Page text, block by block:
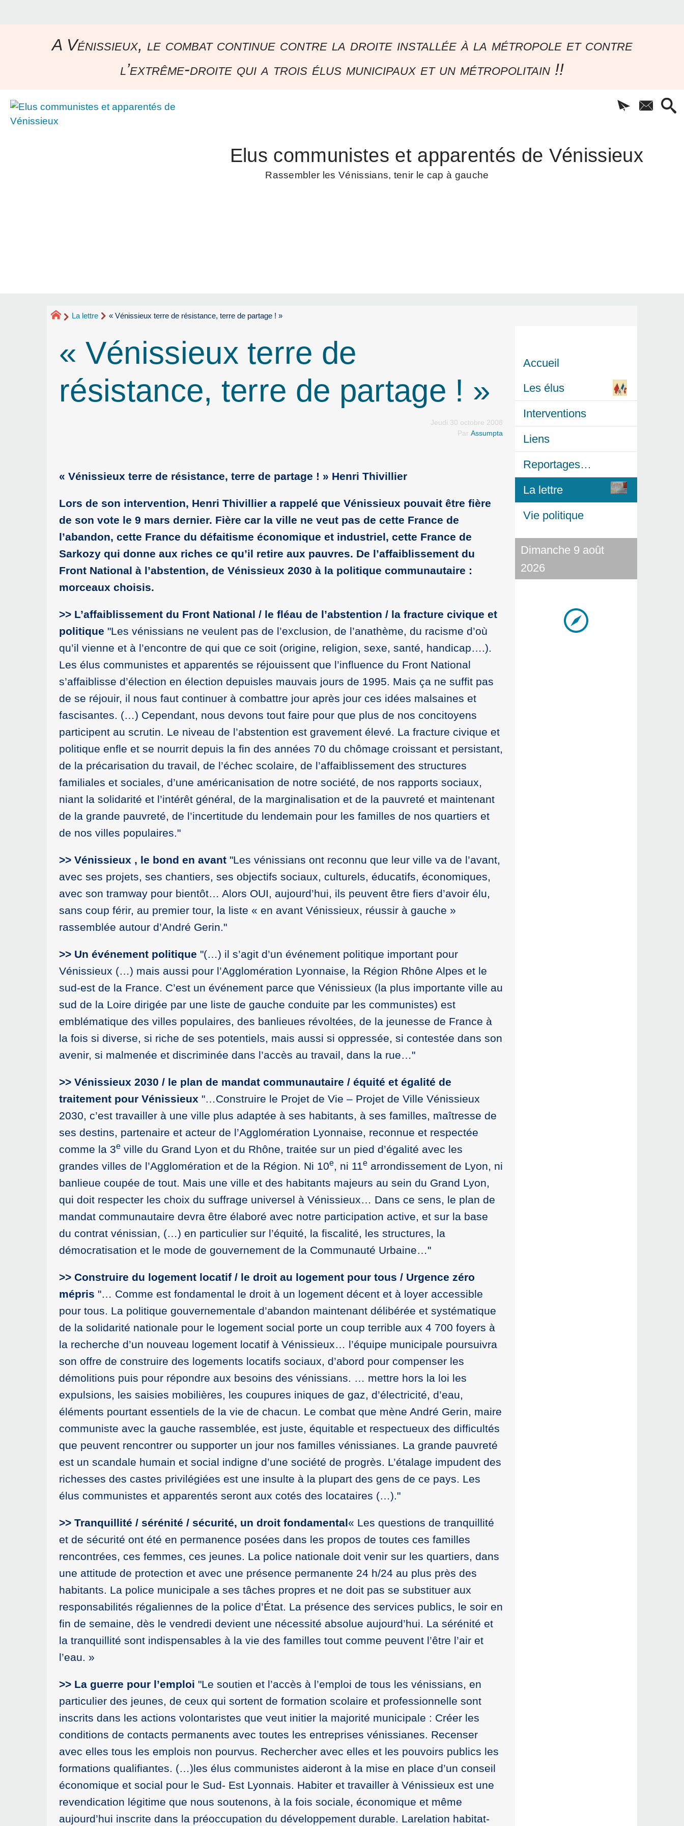
A Vénissieux, le combat continue contre la droite installée à la métropole et contre
l’extrême-droite qui a trois élus municipaux et un métropolitain !!
Elus communistes et apparentés de Vénissieux
Rassembler les Vénissians, tenir le cap à gauche
La lettre « Vénissieux terre de résistance, terre de partage ! »
« Vénissieux terre de
résistance, terre de partage ! »
Jeudi 30 octobre 2008
Par Assumpta
« Vénissieux terre de résistance, terre de partage ! » Henri Thivillier
Lors de son intervention, Henri Thivillier a rappelé que Vénissieux pouvait être fière
de son vote le 9 mars dernier. Fière car la ville ne veut pas de cette France de
l’abandon, cette France du défaitisme économique et industriel, cette France de
Sarkozy qui donne aux riches ce qu’il retire aux pauvres. De l’affaiblissement du
Front National à l’abstention, de Vénissieux 2030 à la politique communautaire :
morceaux choisis.
>> L’affaiblissement du Front National / le fléau de l’abstention / la fracture civique et
politique "Les vénissians ne veulent pas de l’exclusion, de l’anathème, du racisme d’où
qu’il vienne et à l’encontre de qui que ce soit (origine, religion, sexe, santé, handicap….).
Les élus communistes et apparentés se réjouissent que l’influence du Front National
s’affaiblisse d’élection en élection depuisles mauvais jours de 1995. Mais ça ne suffit pas
de se réjouir, il nous faut continuer à combattre jour après jour ces idées malsaines et
fascisantes. (…) Cependant, nous devons tout faire pour que plus de nos concitoyens
participent au scrutin. Le niveau de l’abstention est gravement élevé. La fracture civique et
politique enfle et se nourrit depuis la fin des années 70 du chômage croissant et persistant,
de la précarisation du travail, de l’échec scolaire, de l’affaiblissement des structures
familiales et sociales, d’une américanisation de notre société, de nos rapports sociaux,
niant la solidarité et l’intérêt général, de la marginalisation et de la pauvreté et maintenant
de la grande pauvreté, de l’incertitude du lendemain pour les familles de nos quartiers et
de nos villes populaires."
>> Vénissieux , le bond en avant "Les vénissians ont reconnu que leur ville va de l’avant,
avec ses projets, ses chantiers, ses objectifs sociaux, culturels, éducatifs, économiques,
avec son tramway pour bientôt… Alors OUI, aujourd’hui, ils peuvent être fiers d’avoir élu,
sans coup férir, au premier tour, la liste « en avant Vénissieux, réussir à gauche »
rassemblée autour d’André Gerin."
>> Un événement politique "(…) il s’agit d’un événement politique important pour
Vénissieux (…) mais aussi pour l’Agglomération Lyonnaise, la Région Rhône Alpes et le
sud-est de la France. C’est un événement parce que Vénissieux (la plus importante ville au
sud de la Loire dirigée par une liste de gauche conduite par les communistes) est
emblématique des villes populaires, des banlieues révoltées, de la jeunesse de France à
la fois si diverse, si riche de ses potentiels, mais aussi si oppressée, si contestée dans son
avenir, si malmenée et discriminée dans l’accès au travail, dans la rue…"
>> Vénissieux 2030 / le plan de mandat communautaire / équité et égalité de
traitement pour Vénissieux "…Construire le Projet de Vie – Projet de Ville Vénissieux
2030, c’est travailler à une ville plus adaptée à ses habitants, à ses familles, maîtresse de
ses destins, partenaire et acteur de l’Agglomération Lyonnaise, reconnue et respectée
comme la 3e ville du Grand Lyon et du Rhône, traitée sur un pied d’égalité avec les
grandes villes de l’Agglomération et de la Région. Ni 10e, ni 11e arrondissement de Lyon, ni
banlieue coupée de tout. Mais une ville et des habitants majeurs au sein du Grand Lyon,
qui doit respecter les choix du suffrage universel à Vénissieux… Dans ce sens, le plan de
mandat communautaire devra être élaboré avec notre participation active, et sur la base
du contrat vénissian, (…) en particulier sur l’équité, la fiscalité, les structures, la
démocratisation et le mode de gouvernement de la Communauté Urbaine…"
>> Construire du logement locatif / le droit au logement pour tous / Urgence zéro
mépris "… Comme est fondamental le droit à un logement décent et à loyer accessible
pour tous. La politique gouvernementale d’abandon maintenant délibérée et systématique
de la solidarité nationale pour le logement social porte un coup terrible aux 4 700 foyers à
la recherche d’un nouveau logement locatif à Vénissieux… l’équipe municipale poursuivra
son offre de construire des logements locatifs sociaux, d’abord pour compenser les
démolitions puis pour répondre aux besoins des vénissians. … mettre hors la loi les
expulsions, les saisies mobilières, les coupures iniques de gaz, d’électricité, d’eau,
éléments pourtant essentiels de la vie de chacun. Le combat que mène André Gerin, maire
communiste avec la gauche rassemblée, est juste, équitable et respectueux des difficultés
que peuvent rencontrer ou supporter un jour nos familles vénissianes. La grande pauvreté
est un scandale humain et social indigne d’une société de progrès. L’étalage impudent des
richesses des castes privilégiées est une insulte à la plupart des gens de ce pays. Les
élus communistes et apparentés seront aux cotés des locataires (…)."
>> Tranquillité / sérénité / sécurité, un droit fondamental« Les questions de tranquillité
et de sécurité ont été en permanence posées dans les propos de toutes ces familles
rencontrées, ces femmes, ces jeunes. La police nationale doit venir sur les quartiers, dans
une attitude de protection et avec une présence permanente 24 h/24 au plus près des
habitants. La police municipale a ses tâches propres et ne doit pas se substituer aux
responsabilités régaliennes de la police d’État. La présence des services publics, le soir en
fin de semaine, dès le vendredi devient une nécessité absolue aujourd’hui. La sérénité et
la tranquillité sont indispensables à la vie des familles tout comme peuvent l’être l’air et
l’eau. »
>> La guerre pour l’emploi "Le soutien et l’accès à l’emploi de tous les vénissians, en
particulier des jeunes, de ceux qui sortent de formation scolaire et professionnelle sont
inscrits dans les actions volontaristes que veut initier la majorité municipale : Créer les
conditions de contacts permanents avec toutes les entreprises vénissianes. Recenser
avec elles tous les emplois non pourvus. Rechercher avec elles et les pouvoirs publics les
formations qualifiantes. (…)les élus communistes aideront à la mise en place d’un conseil
économique et social pour le Sud- Est Lyonnais. Habiter et travailler à Vénissieux est une
revendication légitime que nous soutenons, à la fois sociale, économique et même
aujourd’hui inscrite dans la préoccupation du développement durable. Larelation habitat-
Accueil
Les élus
Interventions
Liens
Reportages…
La lettre
Vie politique
Dimanche 9 août
2026